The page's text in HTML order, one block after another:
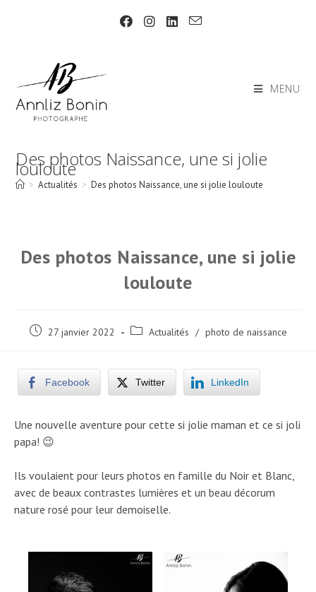
MENU
Des photos Naissance, une si jolie
louloute
> Actualités > Des photos Naissance, une si jolie louloute
Des photos Naissance, une si jolie
louloute
Post 27 janvier 2022
Post Actualités / photo de naissance
Facebook Twitter LinkedIn
Une nouvelle aventure pour cette si jolie maman et ce si joli
papa! 😉
Ils voulaient pour leurs photos en famille du Noir et Blanc,
avec de beaux contrastes lumières et un beau décorum
nature rosé pour leur demoiselle.